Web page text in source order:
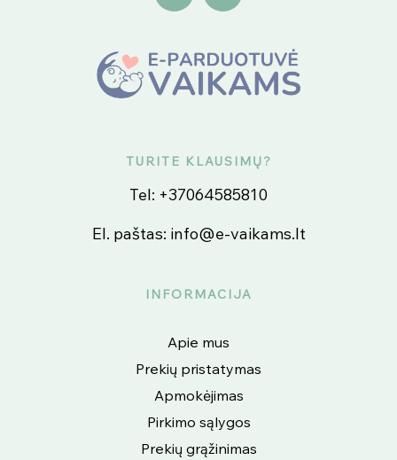
TURITE KLAUSIMŲ?
Tel: +37064585810
El. paštas: info@e-vaikams.lt
INFORMACIJA
Apie mus
Prekių pristatymas
Apmokėjimas
Pirkimo sąlygos
Prekių grąžinimas